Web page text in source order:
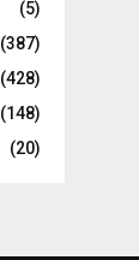
(5)
(387)
(428)
(148)
(20)